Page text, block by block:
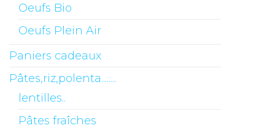
Oeufs Bio
Oeufs Plein Air
Paniers cadeaux
Pâtes,riz,polenta........
lentilles..
Pâtes fraîches